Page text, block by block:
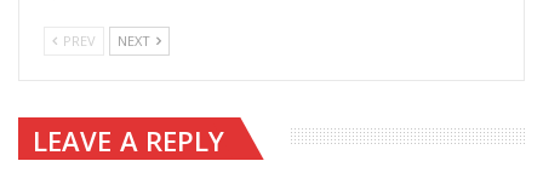
PREV NEXT
LEAVE A REPLY